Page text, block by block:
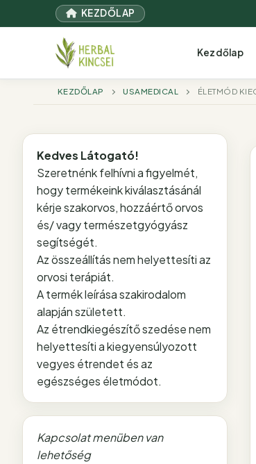
a
KEZDŐLAP
Kezdőlap
KEZDŐLAP USAMEDICAL ÉLETMÓD
Kedves Látogató!
Szeretnénk felhívni a figyelmét,
hogy termékeink kiválasztásánál
kérje szakorvos, hozzáértő orvos
és/ vagy természetgyógyász
segítségét.
Az összeállítás nem helyettesíti az
orvosi terápiát.
A termék leírása szakirodalom
alapján született.
Az étrendkiegészítő szedése nem
helyettesíti a kiegyensúlyozott
vegyes étrendet és az
egészséges életmódot.
Kapcsolat menüben van
lehetőség